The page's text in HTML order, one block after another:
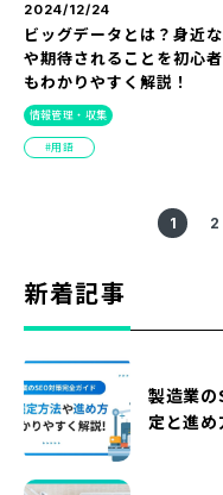
2024/12/24
ビッグデータとは？身近
や期待されることを初心
もわかりやすく解説！
情報管理・収集
用語
1 2
新着記事
製造業の
定と進